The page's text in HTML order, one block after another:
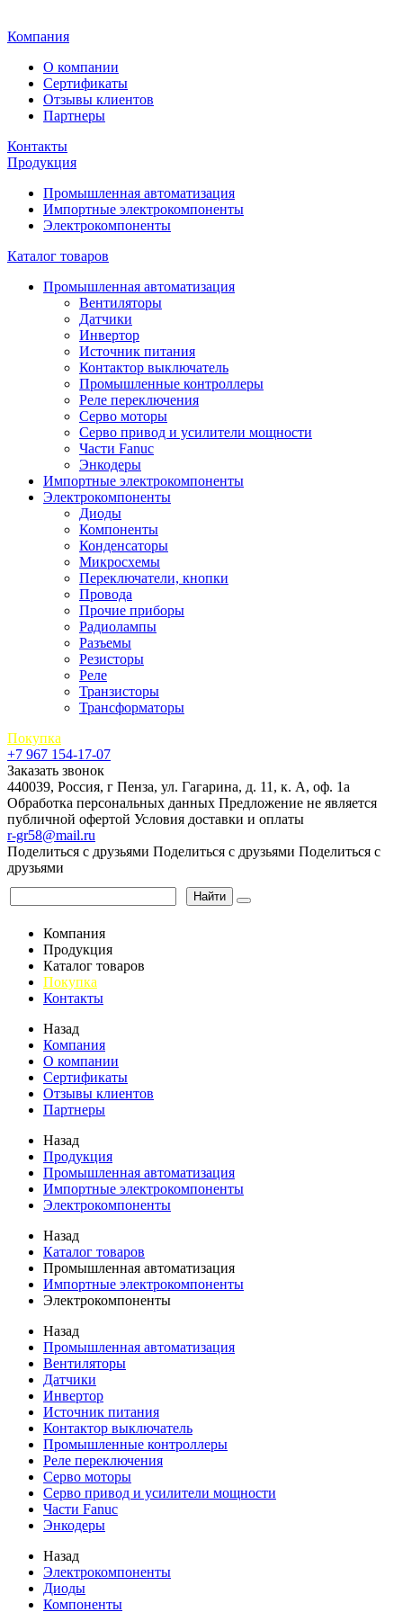
Компания
О компании
Сертификаты
Отзывы клиентов
Партнеры
Контакты
Продукция
Промышленная автоматизация
Импортные электрокомпоненты
Электрокомпоненты
Каталог товаров
Промышленная автоматизация
Вентиляторы
Датчики
Инвертор
Источник питания
Контактор выключатель
Промышленные контроллеры
Реле переключения
Серво моторы
Серво привод и усилители мощности
Части Fanuc
Энкодеры
Импортные электрокомпоненты
Электрокомпоненты
Диоды
Компоненты
Конденсаторы
Микросхемы
Переключатели, кнопки
Провода
Прочие приборы
Радиолампы
Разъемы
Резисторы
Реле
Транзисторы
Трансформаторы
Покупка
+7 967 154-17-07
Заказать звонок
440039, Россия, г Пенза, ул. Гагарина, д. 11, к. А, оф. 1а
Обработка персональных данных Предложение не является
публичной офертой Условия доставки и оплаты
r-gr58@mail.ru
Поделиться с друзьями Поделиться с друзьями Поделиться с
друзьями
Найти
Компания
Продукция
Каталог товаров
Покупка
Контакты
Назад
Компания
О компании
Сертификаты
Отзывы клиентов
Партнеры
Назад
Продукция
Промышленная автоматизация
Импортные электрокомпоненты
Электрокомпоненты
Назад
Каталог товаров
Промышленная автоматизация
Импортные электрокомпоненты
Электрокомпоненты
Назад
Промышленная автоматизация
Вентиляторы
Датчики
Инвертор
Источник питания
Контактор выключатель
Промышленные контроллеры
Реле переключения
Серво моторы
Серво привод и усилители мощности
Части Fanuc
Энкодеры
Назад
Электрокомпоненты
Диоды
Компоненты